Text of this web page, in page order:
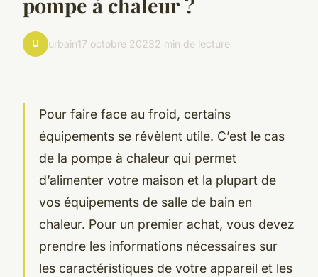
U urbain17 octobre 20232 min de lecture
Pour faire face au froid, certains
équipements se révèlent utile. C’est le cas
de la pompe à chaleur qui permet
d’alimenter votre maison et la plupart de
vos équipements de salle de bain en
chaleur. Pour un premier achat, vous devez
prendre les informations nécessaires sur
les caractéristiques de votre appareil et les